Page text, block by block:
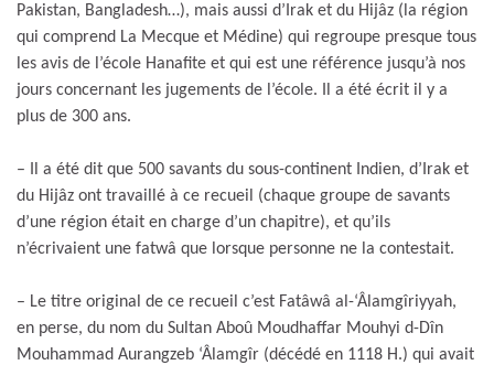
Pakistan, Bangladesh…), mais aussi d’Irak et du Hijâz (la région
qui comprend La Mecque et Médine) qui regroupe presque tous
les avis de l’école Hanafite et qui est une référence jusqu’à nos
jours concernant les jugements de l’école. Il a été écrit il y a
plus de 300 ans.
– Il a été dit que 500 savants du sous-continent Indien, d’Irak et
du Hijâz ont travaillé à ce recueil (chaque groupe de savants
d’une région était en charge d’un chapitre), et qu’ils
n’écrivaient une fatwâ que lorsque personne ne la contestait.
– Le titre original de ce recueil c’est Fatâwâ al-‘Âlamgîriyyah,
en perse, du nom du Sultan Aboû Moudhaffar Mouhyi d-Dîn
Mouhammad Aurangzeb ‘Âlamgîr (décédé en 1118 H.) qui avait